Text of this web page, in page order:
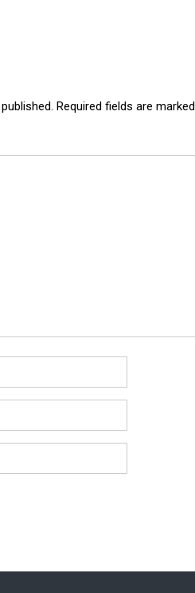
Required fields are marked